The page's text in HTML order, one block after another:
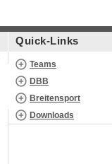
Quick-Links
Teams
DBB
Breitensport
Downloads